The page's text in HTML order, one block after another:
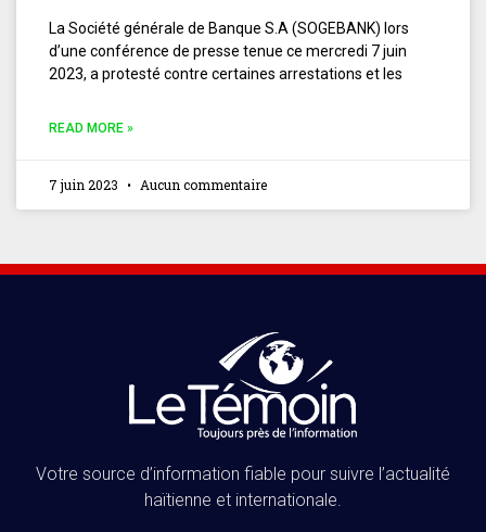
La Société générale de Banque S.A (SOGEBANK) lors
d’une conférence de presse tenue ce mercredi 7 juin
2023, a protesté contre certaines arrestations et les
READ MORE »
7 juin 2023 Aucun commentaire
Votre source d’information fiable pour suivre l’actualité
haïtienne et internationale.